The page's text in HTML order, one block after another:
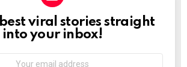
viral stories straight
into your inbox!